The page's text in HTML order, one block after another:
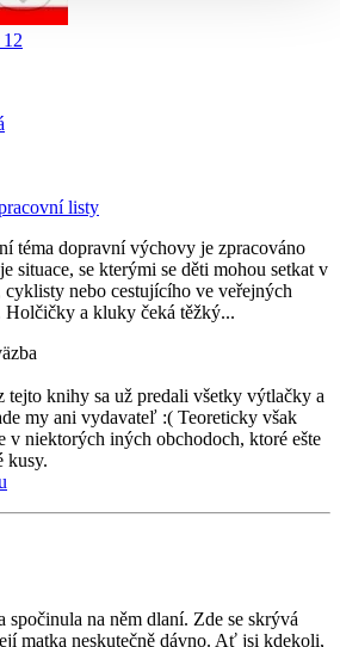
listy
téma dopravní výchovy je zpracováno
situace, se kterými se děti mohou setkat v
nebo cestujícího ve veřejných
Holčičky a kluky čeká těžký...
tejto knihy sa už predali všetky výtlačky a
my ani vydavateľ :( Teoreticky však
v niektorých iných obchodoch, ktoré ešte
kusy.
spočinula na něm dlaní. Zde se skrývá
matka neskutečně dávno. Ať jsi kdekoli,